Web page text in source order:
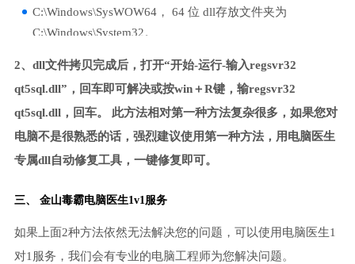
C:\Windows\SysWOW64， 64 位 dll存放文件夹为
C:\Windows\System32。
2、dll文件拷贝完成后，打开“开始-运行-输入regsvr32
qt5sql.dll”，回车即可解决或按win＋R键，输regsvr32
qt5sql.dll，回车。 此方法相对第一种方法复杂很多，如果您对
电脑不是很熟悉的话，强烈建议使用第一种方法，用电脑医生
专属dll自动修复工具，一键修复即可。
三、 金山毒霸电脑医生1v1服务
如果上面2种方法依然无法解决您的问题，可以使用电脑医生1
对1服务，我们会有专业的电脑工程师为您解决问题。